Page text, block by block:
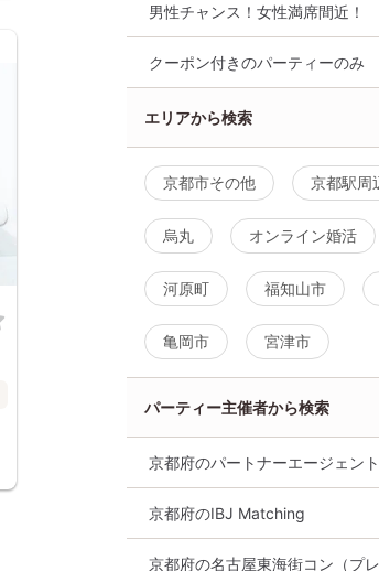
男性チャンス！女性満席間近！
クーポン付きのパーティーのみ
エリアから検索
京都市その他 京都駅周
烏丸 オンライン婚活
河原町 福知山市
亀岡市 宮津市
パーティー主催者から検索
京都府のパートナーエージェント
京都府のIBJ Matching
京都府の名古屋東海街コン（プ